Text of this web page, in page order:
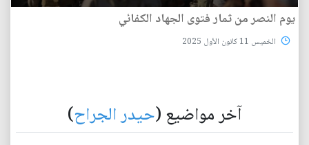
يوم النصر من ثمار فتوى الجهاد الكفائي
الخميس 11 كانون الأول 2025
آخر مواضيع (حيدر الجراح)